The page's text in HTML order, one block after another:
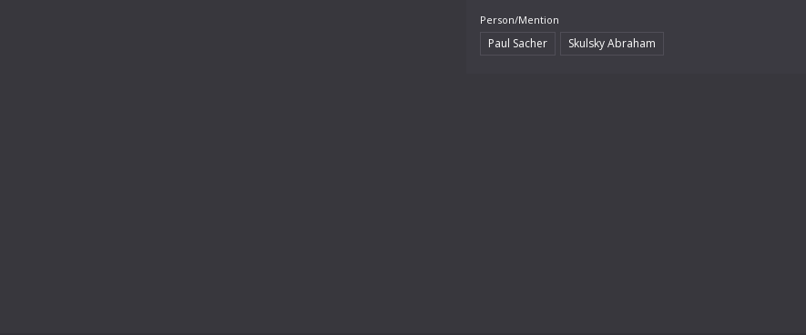
Person/Mention
Paul Sacher Skulsky Abraham